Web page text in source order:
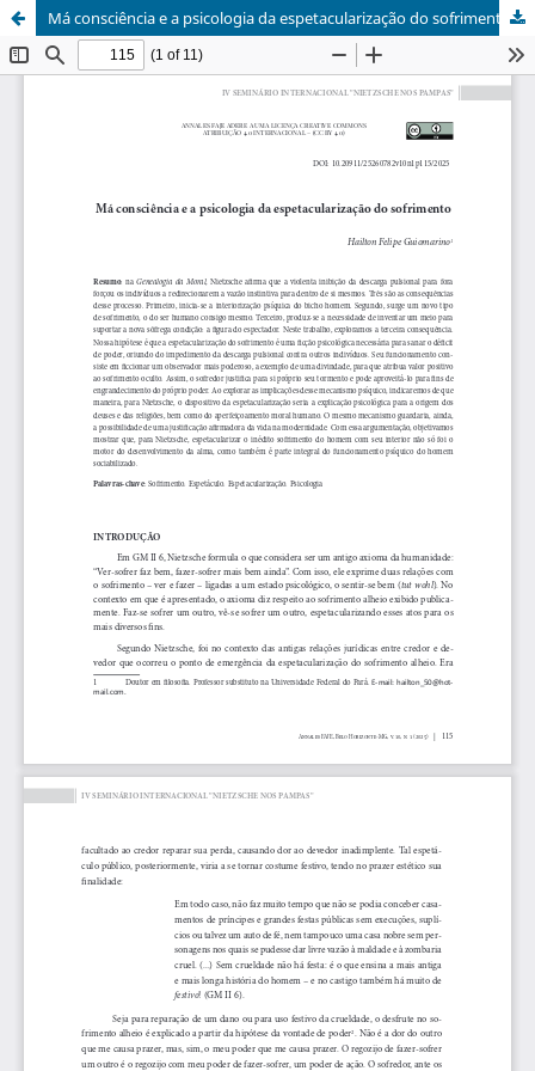
Má consciência e a psicologia da espetacularização do sofrimento